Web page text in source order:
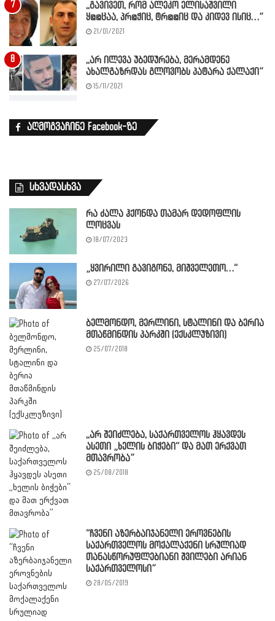
,,გავივეთ, რომ ალეკო ელისაშვილი
ყ@@ცაა, პრ@ჭიც, ტრ@@იც და კიდევ ისიც…”
21/01/2021
,,არ ილევა უბედურება, მერამდენე
ახალგაზრდას გლოვობს პატარა ქალაქი”
15/11/2021
აღმოგვაჩინე Facebook-ზე
სხვადასხვა
რა ძალა ჰქონდა თამარ დედოფლის
ლოცვას
18/07/2023
„ყვირილი გავიგონე, მიშველეთო…“
27/07/2026
ბელმონდო, მერლინი, სტალინი და ბერია
მთაწმინდის პარკში (ექსკლუზივი)
25/07/2018
,,არ შეიძლება, საქართველოს ჰყავდეს
ასეთი „ხელის ბიჭები“ და მათ ერქვათ
მთავრობა”
25/08/2018
“ჩვენი აზერბაიჯანელი ეროვნების
საქართველოს მოქალაქენი სრულიად
თანასწორუფლებიანი შვილები არიან
საქართველოსი”
28/05/2019